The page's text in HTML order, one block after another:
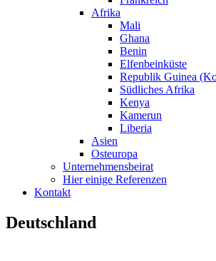
Afrika
Mali
Ghana
Benin
Elfenbeinküste
Republik Guinea
Südliches Afrika
Kenya
Kamerun
Liberia
Asien
Osteuropa
Unternehmensbeirat
Hier einige Referenzen
Kontakt
Deutschland